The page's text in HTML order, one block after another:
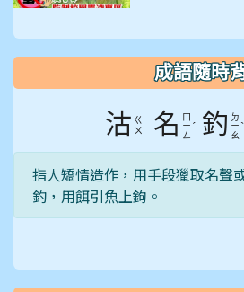
成語隨時
沽 ㄍ
ㄨ
名 ㄧ
ㄥ
ˊ 釣 ㄉ
ㄧ
ㄠ
ˋ
指人矯情造作，用手段獵取名聲
釣，用餌引魚上鉤。